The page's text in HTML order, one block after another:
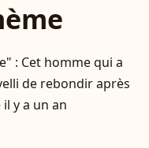
: Cet homme qui a
de rebondir après
y a un an